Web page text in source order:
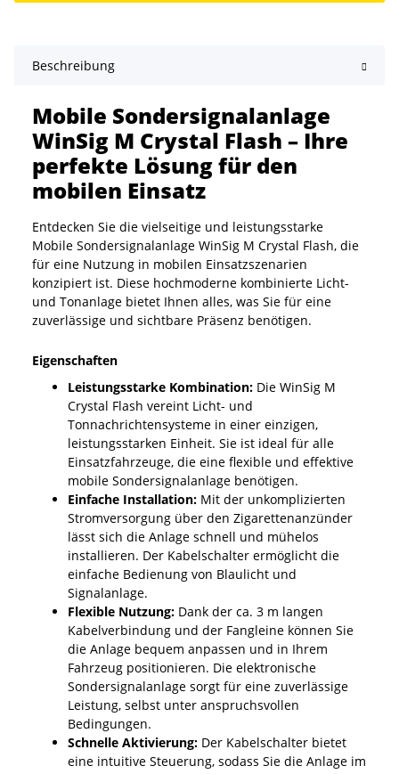
Beschreibung
Mobile Sondersignalanlage
WinSig M Crystal Flash – Ihre
perfekte Lösung für den
mobilen Einsatz
Entdecken Sie die vielseitige und leistungsstarke
Mobile Sondersignalanlage WinSig M Crystal Flash, die
für eine Nutzung in mobilen Einsatzszenarien
konzipiert ist. Diese hochmoderne kombinierte Licht-
und Tonanlage bietet Ihnen alles, was Sie für eine
zuverlässige und sichtbare Präsenz benötigen.
Eigenschaften
Leistungsstarke Kombination: Die WinSig M
Crystal Flash vereint Licht- und
Tonnachrichtensysteme in einer einzigen,
leistungsstarken Einheit. Sie ist ideal für alle
Einsatzfahrzeuge, die eine flexible und effektive
mobile Sondersignalanlage benötigen.
Einfache Installation: Mit der unkomplizierten
Stromversorgung über den Zigarettenanzünder
lässt sich die Anlage schnell und mühelos
installieren. Der Kabelschalter ermöglicht die
einfache Bedienung von Blaulicht und
Signalanlage.
Flexible Nutzung: Dank der ca. 3 m langen
Kabelverbindung und der Fangleine können Sie
die Anlage bequem anpassen und in Ihrem
Fahrzeug positionieren. Die elektronische
Sondersignalanlage sorgt für eine zuverlässige
Leistung, selbst unter anspruchsvollen
Bedingungen.
Schnelle Aktivierung: Der Kabelschalter bietet
eine intuitive Steuerung, sodass Sie die Anlage im